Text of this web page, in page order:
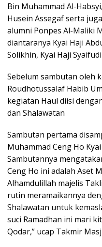
Bin Muhammad Al-
Husein Assegaf serta
alumni Ponpes Al-Maliki
diantaranya Kyai Haji
Solikhin, Kyai Haji
Sebelum sambutan oleh
Roudhotussalaf Habib
kegiatan Haul diisi
dan Shalawatan
Sambutan pertama
Muhammad Ceng Ho
Sambutannya
Ceng Ho ini adalah Aset
Alhamdulillah majelis
rutin meramaikannya
Shalawatan untuk
suci Ramadhan ini mari
Qodar,” ucap Takmir